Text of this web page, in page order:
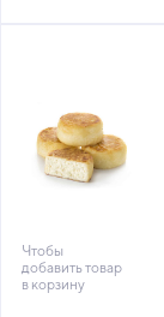
Чтобы
добавить товар
в корзину